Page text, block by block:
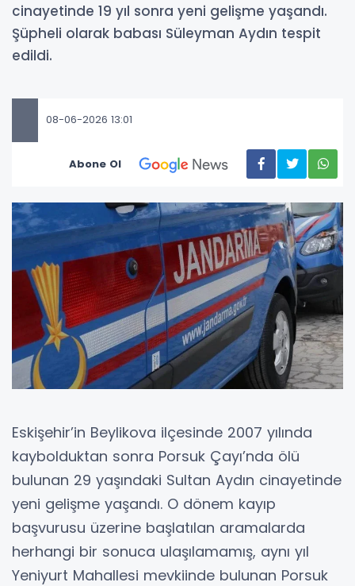
cinayetinde 19 yıl sonra yeni gelişme yaşandı.
Şüpheli olarak babası Süleyman Aydın tespit
edildi.
08-06-2026 13:01
Abone Ol
Eskişehir’in Beylikova ilçesinde 2007 yılında
kaybolduktan sonra Porsuk Çayı’nda ölü
bulunan 29 yaşındaki Sultan Aydın cinayetinde
yeni gelişme yaşandı. O dönem kayıp
başvurusu üzerine başlatılan aramalarda
herhangi bir sonuca ulaşılamamış, aynı yıl
Yeniyurt Mahallesi mevkiinde bulunan Porsuk